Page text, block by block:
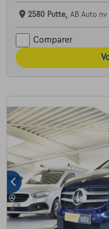
2580 Putte, AB Auto nv
Comparer